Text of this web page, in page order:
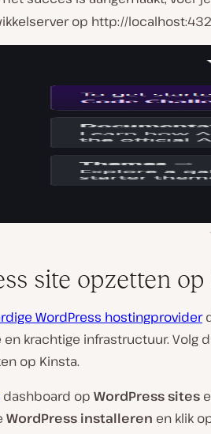
op http://
site opzetten
WordPress hostingprovider
krachtige infrastructuur. Volg
op Kinsta.
dashboard op WordPress sites
WordPress installeren en klik